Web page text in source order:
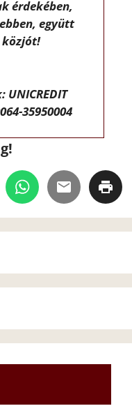
érdekében,
együtt
közjót!
35950004